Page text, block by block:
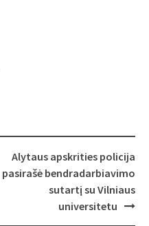
Alytaus apskrities policija
pasirašė bendradarbiavimo
sutartį su Vilniaus
universitetu